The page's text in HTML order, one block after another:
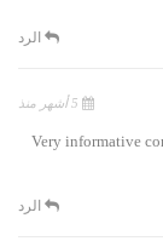
الرد
Very informative
الرد